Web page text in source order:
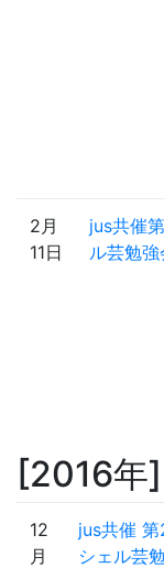
2月
11日
jus共催
ル芸勉強
2016年
12
月
jus共催
シェル芸